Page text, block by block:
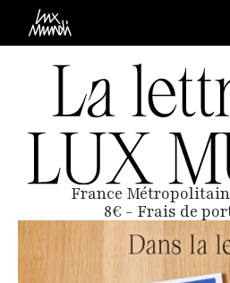
France
8€ - Frais de